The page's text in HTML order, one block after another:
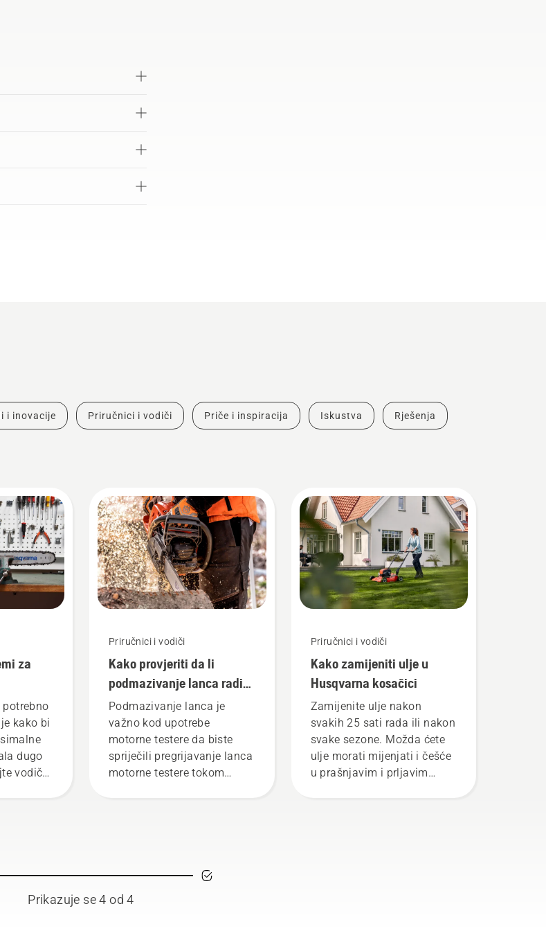
i inovacije Priručnici i vodiči Priče i inspiracija Iskustva Rješenja
za
kako bi
dugo
vodič
Priručnici i vodiči
Kako provjeriti da li
podmazivanje lanca radi
na motornoj testeri
Podmazivanje lanca je
važno kod upotrebe
motorne testere da biste
spriječili pregrijavanje lanca
motorne testere tokom
ovom kratkom videzapisu
provjeriti da li sistem
Priručnici i vodiči
Kako zamijeniti ulje u
Husqvarna kosačici
Zamijenite ulje nakon
svakih 25 sati rada ili nakon
svake sezone. Možda ćete
ulje morati mijenjati i češće
u prašnjavim i prljavim
Prikazuje se 4 od 4